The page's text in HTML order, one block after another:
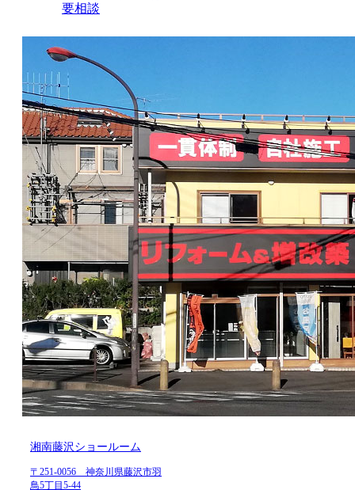
要相談
湘南藤沢ショールーム
〒251-0056 神奈川県藤沢市羽
鳥5丁目5-44